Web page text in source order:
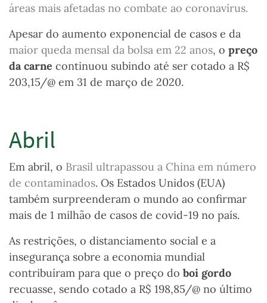
áreas mais afetadas no combate ao coronavírus.
Apesar do aumento exponencial de casos e da
maior queda mensal da bolsa em 22 anos, o preço
da carne continuou subindo até ser cotado a R$
203,15/@ em 31 de março de 2020.
Abril
Em abril, o Brasil ultrapassou a China em número
de contaminados. Os Estados Unidos (EUA)
também surpreenderam o mundo ao confirmar
mais de 1 milhão de casos de covid-19 no país.
As restrições, o distanciamento social e a
insegurança sobre a economia mundial
contribuíram para que o preço do boi gordo
recuasse, sendo cotado a R$ 198,85/@ no último